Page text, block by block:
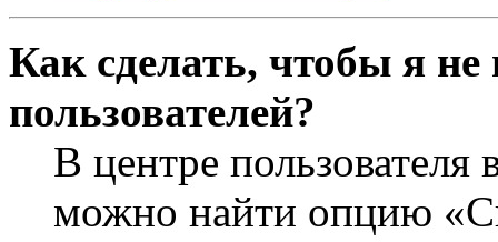
Как сделать, чтобы я
пользователей?
В центре
можно найти опцию